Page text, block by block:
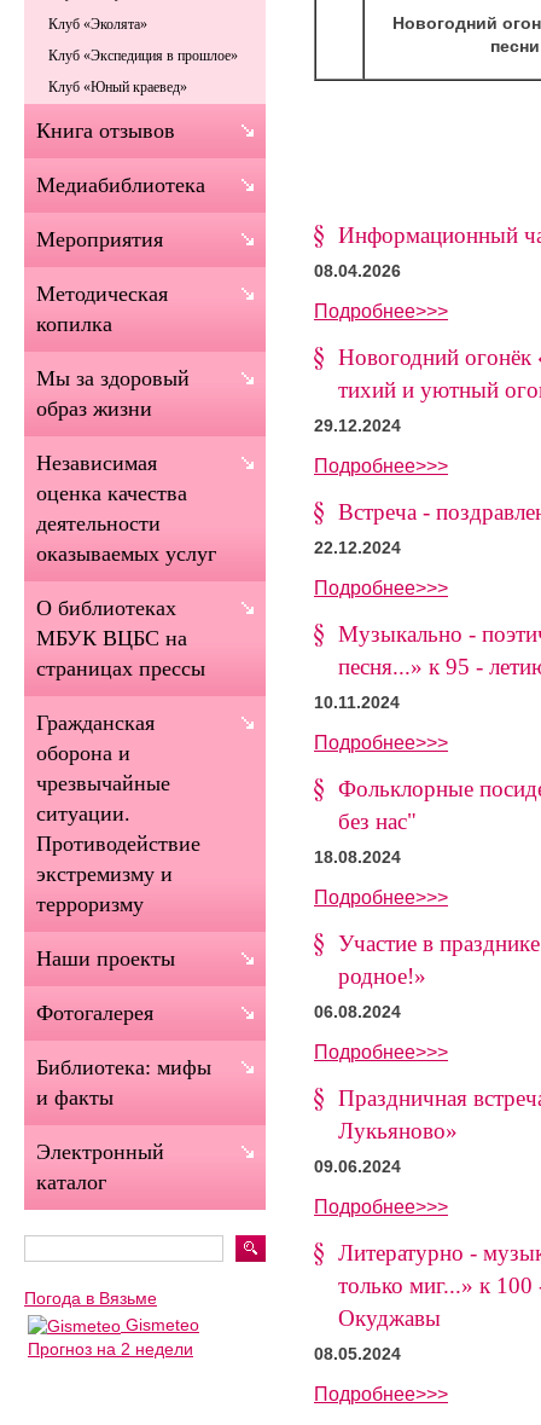
Новогодний
Информационный
08.04.2026
Подробнее>>>
Новогодний огонёк
тихий и уютный
29.12.2024
Подробнее>>>
Встреча -
22.12.2024
Подробнее>>>
Музыкально -
песня...» к 95 -
10.11.2024
Подробнее>>>
Фольклорные
без нас"
18.08.2024
Подробнее>>>
Участие в
родное!»
06.08.2024
Подробнее>>>
Праздничная
Лукьяново»
09.06.2024
Подробнее>>>
Литературно -
только миг...» к
Окуджавы
08.05.2024
Подробнее>>>
Клуб «Эколята»
Клуб «Экспедиция в прошлое»
Клуб «Юный краевед»
Книга отзывов
Медиабиблиотека
Мероприятия
Методическая
копилка
Мы за здоровый
образ жизни
Независимая
оценка качества
деятельности
оказываемых услуг
О библиотеках
МБУК ВЦБС на
страницах прессы
Гражданская
оборона и
чрезвычайные
ситуации.
Противодействие
экстремизму и
терроризму
Наши проекты
Фотогалерея
Библиотека: мифы
и факты
Электронный
каталог
Погода в Вязьме
Gismeteo
Прогноз на 2 недели